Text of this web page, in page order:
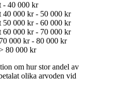
- 40 000 kr
40 000 kr- 50 000 kr
50 000 kr- 60 000 kr
60 000 kr- 70 000 kr
70 000 kr- 80 000 kr
80 000 kr
om hur stor andel av
olika arvoden vid